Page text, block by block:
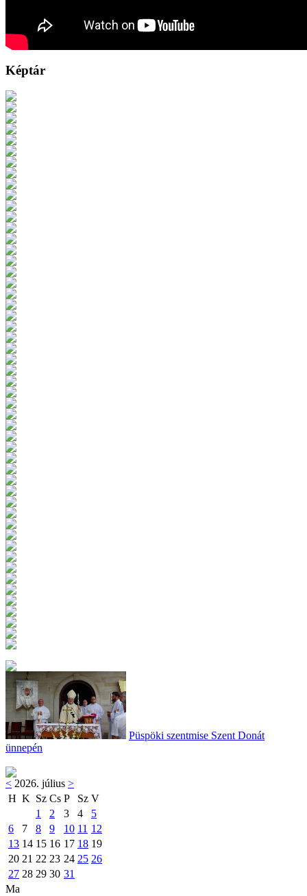
Képtár
Püspöki szentmise Szent Donát
ünnepén
< 2026. július >
H K Sz Cs P Sz V
1
2 3 4
5
6
7 8 9 10 11 12
13 14 15 16 17 18 19
20 21 22 23 24 25 26
27 28 29 30 31
Ma